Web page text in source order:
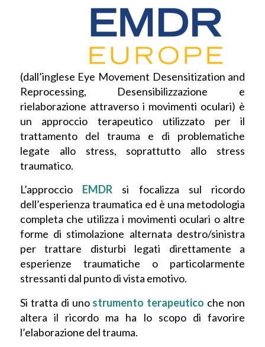
(dall’inglese Eye Movement Desensitization and
Reprocessing, Desensibilizzazione e
rielaborazione attraverso i movimenti oculari) è
un approccio terapeutico utilizzato per il
trattamento del trauma e di problematiche
legate allo stress, soprattutto allo stress
traumatico.
L’approccioEMDRsi focalizza sul ricordo
dell’esperienza traumatica ed è una metodologia
completa che utilizza i movimenti oculari o altre
forme di stimolazione alternata destro/sinistra
per trattare disturbi legati direttamente a
esperienze traumatiche o particolarmente
stressanti dal punto di vista emotivo.
Si tratta di uno strumento terapeutico che non
altera il ricordo ma ha lo scopo di favorire
l’elaborazione del trauma.